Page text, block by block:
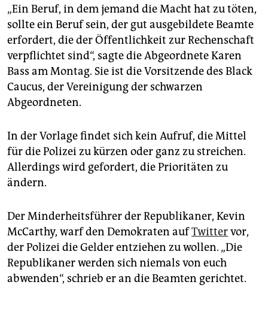
„Ein Beruf, in dem jemand die Macht hat zu töten,
sollte ein Beruf sein, der gut ausgebildete Beamte
erfordert, die der Öffentlichkeit zur Rechenschaft
verpflichtet sind“, sagte die Abgeordnete Karen
Bass am Montag. Sie ist die Vorsitzende des Black
Caucus, der Vereinigung der schwarzen
Abgeordneten.
In der Vorlage findet sich kein Aufruf, die Mittel
für die Polizei zu kürzen oder ganz zu streichen.
Allerdings wird gefordert, die Prioritäten zu
ändern.
Der Minderheitsführer der Republikaner, Kevin
McCarthy, warf den Demokraten aufTwittervor,
der Polizei die Gelder entziehen zu wollen. „Die
Republikaner werden sich niemals von euch
abwenden“, schrieb er an die Beamten gerichtet.